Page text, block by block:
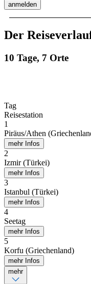
anmelden
Der
10 Tage, 7 Orte
Tag
Reisestation
1
Piräus/Athen
mehr Infos
2
Izmir (Türkei)
mehr Infos
3
Istanbul (Türkei)
mehr Infos
4
Seetag
mehr Infos
5
Korfu (Griechenland)
mehr Infos
mehr